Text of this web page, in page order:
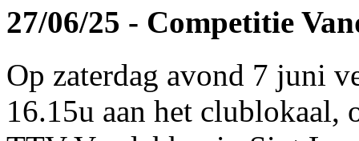
27/06/25 - Competitie
Op zaterdag avond 7 juni
16.15u aan het clublokaal,